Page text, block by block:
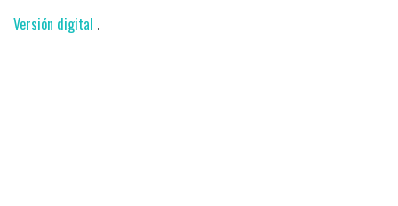
Versión digital .